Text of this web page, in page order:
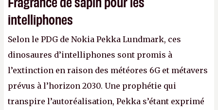
intelliphones
Selon le PDG de Nokia Pekka Lundmark, ces
dinosaures d’intelliphones sont promis à
l’extinction en raison des météores 6G et métavers
prévus à l’horizon 2030. Une prophétie qui
transpire l’autoréalisation, Pekka s’étant exprimé